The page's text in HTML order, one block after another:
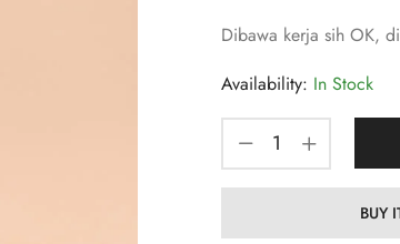
Dibawa kerja sih OK,
Availability: In Stock
BUY